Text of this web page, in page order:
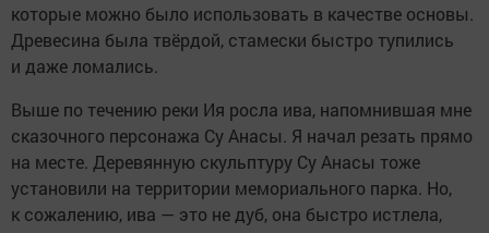
которые можно было использовать в качестве основы.
Древесина была твёрдой, стамески быстро тупились
и даже ломались.
Выше по течению реки Ия росла ива, напомнившая мне
сказочного персонажа Су Анасы. Я начал резать прямо
на месте. Деревянную скульптуру Су Анасы тоже
установили на территории мемориального парка. Но,
к сожалению, ива — это не дуб, она быстро истлела,